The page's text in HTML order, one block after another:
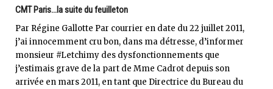
CMT Paris...la suite du feuilleton
Par Régine Gallotte Par courrier en date du 22 juillet 2011,
j’ai innocemment cru bon, dans ma détresse, d’informer
monsieur #Letchimy des dysfonctionnements que
j’estimais grave de la part de Mme Cadrot depuis son
arrivée en mars 2011, en tant que Directrice du Bureau du